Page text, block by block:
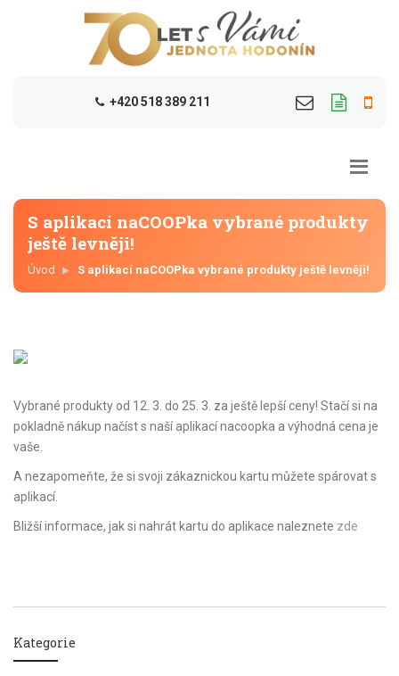
+420 518 389 211
S aplikací naCOOPka vybrané produkty
ještě levněji!
Úvod S aplikací naCOOPka vybrané produkty ještě levněji!
Vybrané produkty od 12. 3. do 25. 3. za ještě lepší ceny! Stačí si na
pokladně nákup načíst s naší aplikací nacoopka a výhodná cena je
vaše.
A nezapomeňte, že si svoji zákaznickou kartu můžete spárovat s
aplikací.
Bližší informace, jak si nahrát kartu do aplikace naleznete zde
Kategorie